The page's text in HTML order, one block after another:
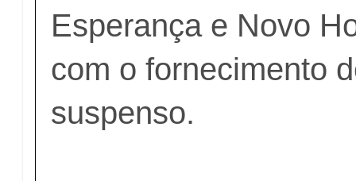
Esperança e Novo
com o fornecimento
suspenso.